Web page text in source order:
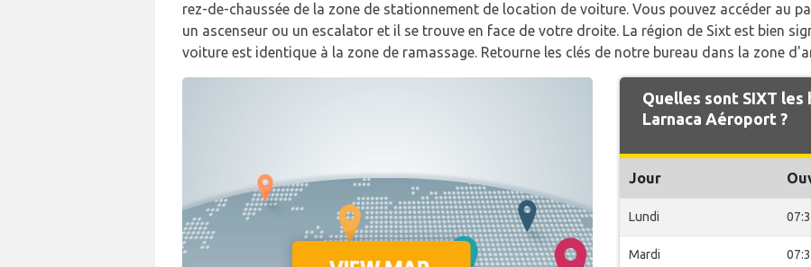
rez-de-chaussée de la zone de stationnement de location de voiture. Vous pouvez accéder au
un ascenseur ou un escalator et il se trouve en face de votre droite. La région de Sixt est bien
voiture est identique à la zone de ramassage. Retourne les clés de notre bureau dans la zone
Quelles sont SIXT
Larnaca Aéroport ?
Jour
Lundi
Mardi